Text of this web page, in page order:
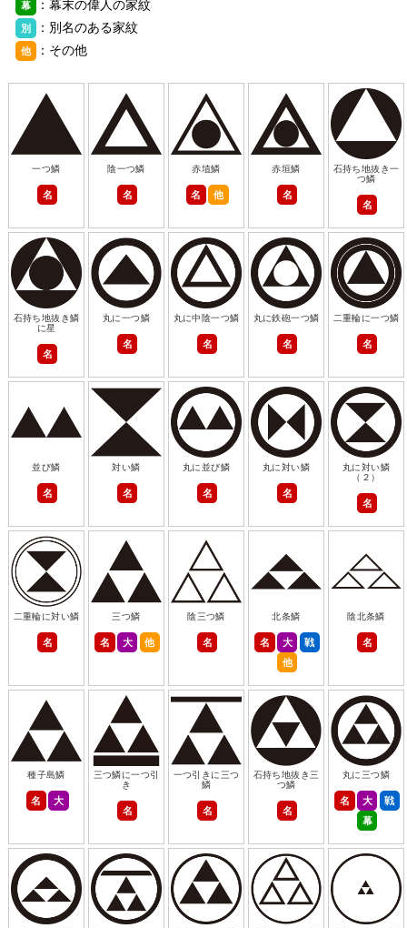
幕 ：幕末の偉人の家紋
別 ：別名のある家紋
他 ：その他
一つ鱗
名
陰一つ鱗
名
赤埴鱗
名 他
赤垣鱗
名
石持ち地抜き一
つ鱗
名
石持ち地抜き鱗
に星
名
丸に一つ鱗
名
丸に中陰一つ鱗
名
丸に鉄砲一つ鱗
名
二重輪に一つ鱗
名
並び鱗
名
対い鱗
名
丸に並び鱗
名
丸に対い鱗
名
丸に対い鱗
（２）
名
二重輪に対い鱗
名
三つ鱗
名 大 他
陰三つ鱗
名
北条鱗
名 大
戦
他
陰北条鱗
名
種子島鱗
名 大
三つ鱗に一つ引
き
名
一つ引きに三つ
鱗
名
石持ち地抜き三
つ鱗
名
丸に三つ鱗
名 大
戦
幕